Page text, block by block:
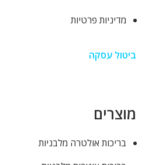
מדיניות פרטיות
ביטול עסקה
מוצרים
בריכות אולטרה מלבניות